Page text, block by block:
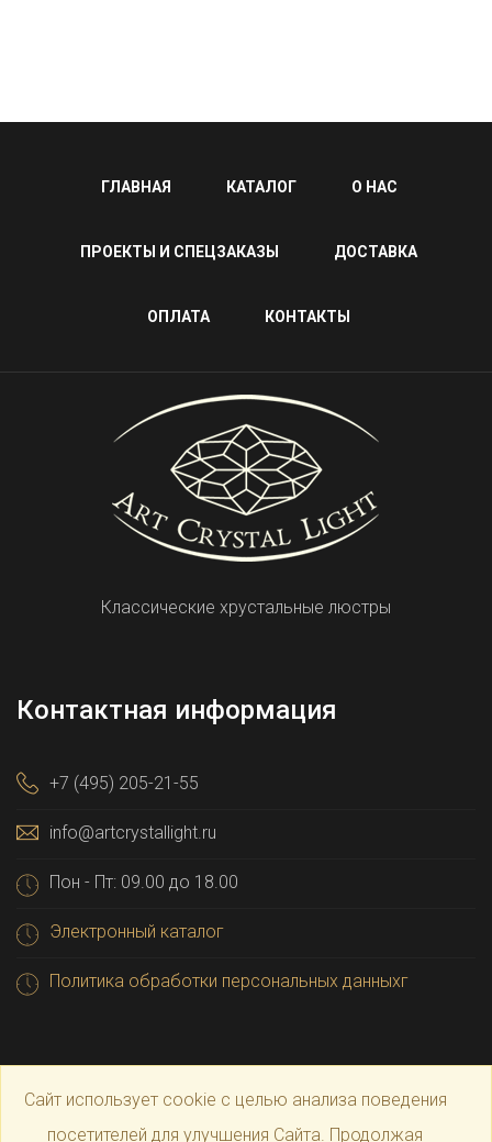
ГЛАВНАЯ КАТАЛОГ О НАС
ПРОЕКТЫ И СПЕЦЗАКАЗЫ ДОСТАВКА
ОПЛАТА КОНТАКТЫ
Классические хрустальные люстры
Контактная информация
+7 (495) 205-21-55
info@artcrystallight.ru
Пон - Пт: 09.00 до 18.00
Электронный каталог
Политика обработки персональных данныхг
Сайт использует cookie с целью анализа поведения
посетителей для улучшения Сайта. Продолжая